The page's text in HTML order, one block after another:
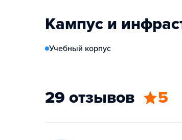
Кампус и
Учебный корпус
29 отзывов 5